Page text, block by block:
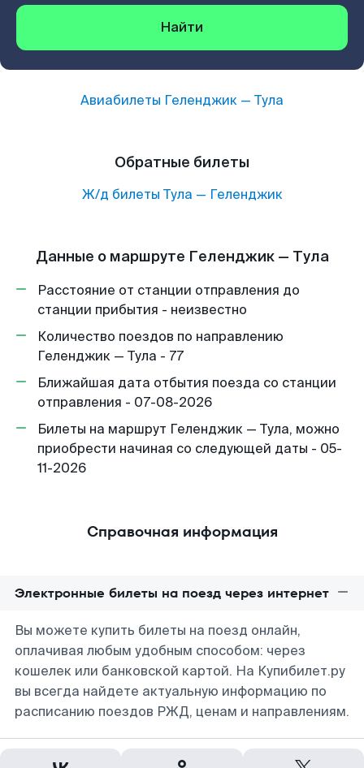
Найти
Авиабилеты Геленджик — Тула
Обратные билеты
Ж/д билеты Тула — Геленджик
Данные о маршруте Геленджик — Тула
Расстояние от станции отправления до
станции прибытия - неизвестно
Количество поездов по направлению
Геленджик — Тула - 77
Ближайшая дата отбытия поезда со станции
отправления - 07-08-2026
Билеты на маршрут Геленджик — Тула, можно
приобрести начиная со следующей даты - 05-
11-2026
Справочная информация
Электронные билеты на поезд через интернет
Вы можете купить билеты на поезд онлайн,
оплачивая любым удобным способом: через
кошелек или банковской картой. На Купибилет.ру
вы всегда найдете актуальную информацию по
расписанию поездов РЖД, ценам и направлениям.